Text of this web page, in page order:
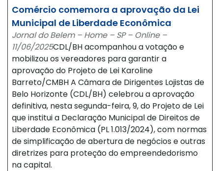
Comércio comemora a aprovação da Lei
Municipal de Liberdade Econômica
Jornal do Belem – Home – SP – Online –
11/06/2025CDL/BH acompanhou a votação e
mobilizou os vereadores para garantir a
aprovação do Projeto de Lei Karoline
Barreto/CMBH A Câmara de Dirigentes Lojistas de
Belo Horizonte (CDL/BH) celebrou a aprovação
definitiva, nesta segunda-feira, 9, do Projeto de Lei
que institui a Declaração Municipal de Direitos de
Liberdade Econômica (PL 1.013/2024), com normas
de simplificação de abertura de negócios e outras
diretrizes para proteção do empreendedorismo
na capital.